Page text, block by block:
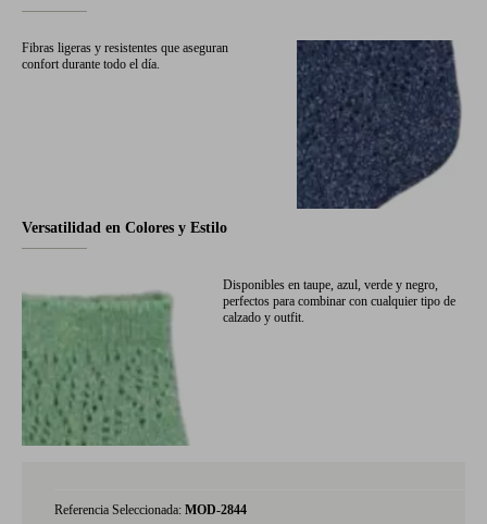
Fibras ligeras y resistentes que aseguran
confort durante todo el día.
Versatilidad en Colores y Estilo
Disponibles en taupe, azul, verde y negro,
perfectos para combinar con cualquier tipo de
calzado y outfit.
Referencia Seleccionada: MOD-2844